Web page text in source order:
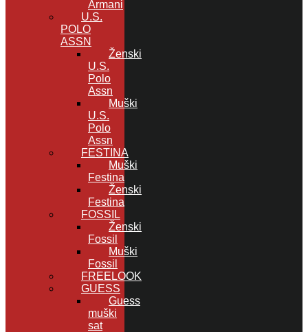
Armani
U.S.
POLO
ASSN
Ženski
U.S.
Polo
Assn
Muški
U.S.
Polo
Assn
FESTINA
Muški
Festina
Ženski
Festina
FOSSIL
Ženski
Fossil
Muški
Fossil
FREELOOK
GUESS
Guess
muški
sat